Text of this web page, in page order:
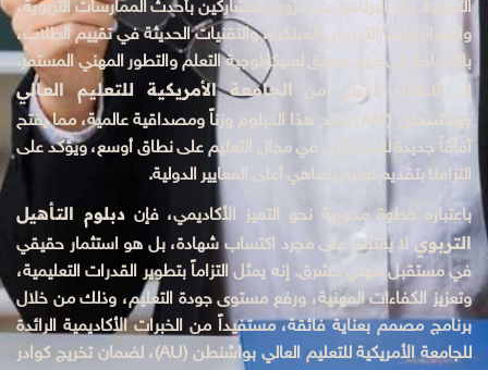
التربوية. يركز البرنامج على تزويد المشاركين بأحدث الممارسات التربوية،
واستراتيجيات التدريس المبتكرة، والتقنيات الحديثة في تقييم الطلاب،
بالإضافة إلى فهم معمق لسيكولوجية التعلم والتطور المهني المستمر.
إن الاعتماد الدولي من الجامعة الأمريكية للتعليم العالي
بواشنطن (AU)
يمنح هذا الدبلوم وزناً ومصداقية عالمية، مما يفتح
آفاقاً جديدة للمشاركين في مجال التعليم على نطاق أوسع، ويؤكد على
التزامنا بتقديم تعليم يضاهي أعلى المعايير الدولية.
باعتباره خطوة محورية نحو التميز الأكاديمي، فإندبلوم التأهيل
التربوي لا يقتصر على مجرد اكتساب شهادة، بل هو استثمار حقيقي
في مستقبل مهني مشرق. إنه يمثل التزاماً بتطوير القدرات التعليمية،
وتعزيز الكفاءات المهنية، ورفع مستوى جودة التعليم، وذلك من خلال
برنامج مصمم بعناية فائقة، مستفيداً من الخبرات الأكاديمية الرائدة
للجامعة الأمريكية للتعليم العالي بواشنطن (AU)، لضمان تخريج كوادر